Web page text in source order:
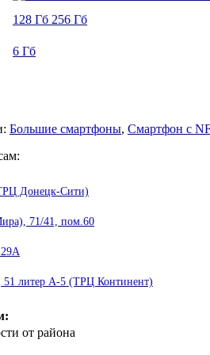
128 Гб 256 Гб
6 Гб
Большие смартфоны, Смартфон с
Донецк-Сити)
71/41, пом.60
29А
51 литер А-5 (ТРЦ Континент)
от района